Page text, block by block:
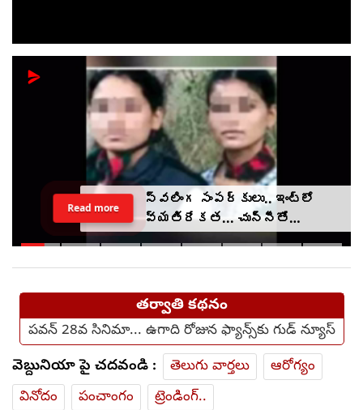
స్వలింగ సంపర్కులు.. ఇంట్లో
వ్యతిరేకత... చున్నీతో
ఉరేసుకుని ఆత్మహత్య
Read more
తర్వాతి కథనం
పవన్‌ 28వ సినిమా... ఉగాది రోజున ఫ్యాన్స్‌కు గుడ్ న్యూస్
వెబ్దునియా పై చదవండి : తెలుగు వార్తలు
ఆరోగ్యం
వినోదం
పంచాంగం ట్రెండింగ్..